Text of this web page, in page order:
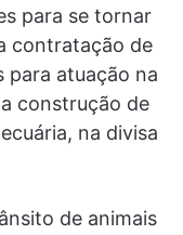
para se tornar
contratação de
para atuação na
construção de
na divisa
de animais